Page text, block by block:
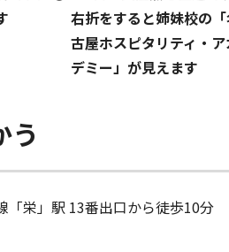
右折をすると姉妹校の
古屋ホスピタリティ・ア
デミー」が見えます
う
「栄」駅 13番出口から徒歩10分